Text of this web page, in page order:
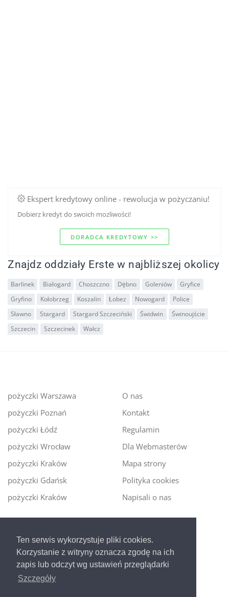
Ten serwis wykorzystuje pliki cookies.
Korzystanie z witryny oznacza zgodę na ich
zapis lub odczyt wg ustawień przeglądarki
Szczegóły
Ekspert kredytowy online - rewolucja w pożyczaniu!
Dobierz kredyt do swoich mozliwości!
DORADCA KREDYTOWY >>
Znajdz oddziały Erste w najbliższej okolicy
Barlinek Białogard Choszczno Dębno Goleniów
Gryfice
Gryfino
Kołobrzeg Koszalin Łobez Nowogard
Police
Sławno
Stargard Stargard Szczeciński Świdwin
Świnoujście
Szczecin
Szczecinek Wałcz
pożyczki Warszawa
pożyczki Poznań
pożyczki Łódź
pożyczki Wrocław
pożyczki Kraków
pożyczki Gdańsk
pożyczki Kraków
O nas
Kontakt
Regulamin
Dla Webmasterów
Mapa strony
Polityka cookies
Napisali o nas
Ekspert kredytowy online - nowa era szybkiego i
bezpiecznego pożyczania!